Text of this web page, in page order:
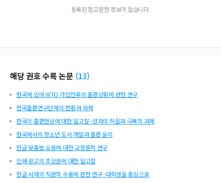
등록된 참고문헌 정보가 없습니다.
해당 권호 수록 논문 (13)
한국에 있어 WTO 가입전후의 출판상황에 관한 연구
한국출판연구단체의 현황과 과제
한국의 출판현상에 대한 일고찰 -성과의 허실과 극복의 과제
한국에서의 청소년 도서 개발과 출판 윤리
한글 맞춤법 오용에 대한 교정론적 연구
인쇄 광고의 초상권에 대한 일고찰
한글 서체의 직관적 수용에 관한 연구 -대학생을 중심으로